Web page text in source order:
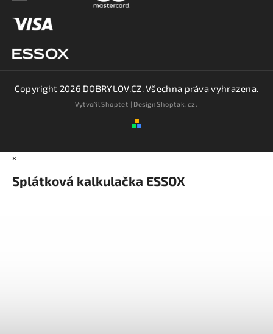
Copyright 2026 DOBRYLOV.CZ. Všechna práva vyhrazena.
VytvořilShoptet | DesignShoptak.cz.
×
Splátková kalkulačka ESSOX